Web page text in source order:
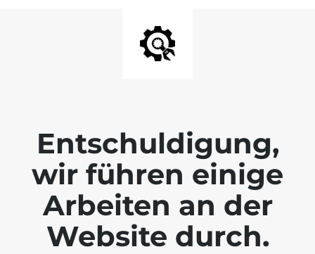
Entschuldigung,
wir führen einige
Arbeiten an der
Website durch.